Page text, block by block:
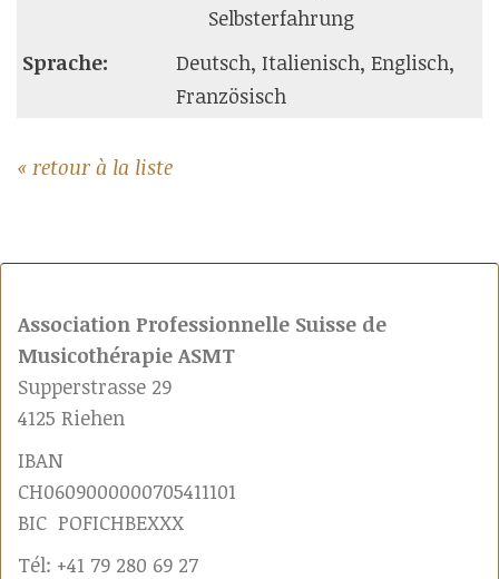
Selbsterfahrung
Sprache:
Deutsch, Italienisch, Englisch,
Französisch
« retour à la liste
Association Professionnelle Suisse de
Musicothérapie ASMT
Supperstrasse 29
4125 Riehen
IBAN
CH0609000000705411101
BIC POFICHBEXXX
Tél: +41 79 280 69 27